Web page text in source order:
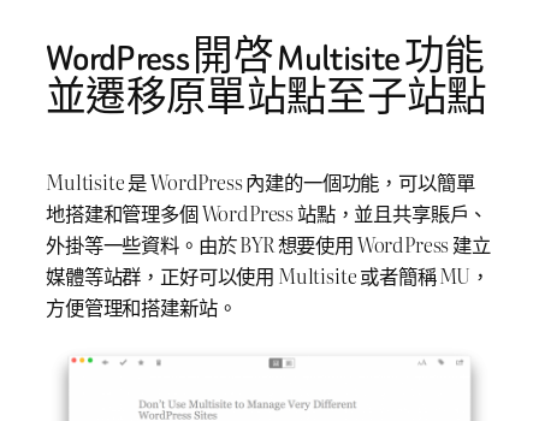
WordPress 開啓 Multisite 功能
並遷移原單站點至子站點
Multisite 是 WordPress 內建的一個功能，可以簡單
地搭建和管理多個 WordPress 站點，並且共享賬戶、
外掛等一些資料。由於 BYR 想要使用 WordPress 建立
媒體等站群，正好可以使用 Multisite 或者簡稱 MU，
方便管理和搭建新站。